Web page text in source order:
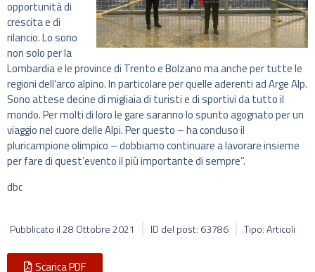
opportunità di
crescita e di
rilancio. Lo sono
non solo per la
Lombardia e le province di Trento e Bolzano ma anche per tutte le
regioni dell’arco alpino. In particolare per quelle aderenti ad Arge Alp.
Sono attese decine di migliaia di turisti e di sportivi da tutto il
mondo. Per molti di loro le gare saranno lo spunto agognato per un
viaggio nel cuore delle Alpi. Per questo – ha concluso il
pluricampione olimpico – dobbiamo continuare a lavorare insieme
per fare di quest’evento il più importante di sempre”.
dbc
Pubblicato il28 Ottobre 2021 ID del post: 63786 Tipo: Articoli
Scarica PDF